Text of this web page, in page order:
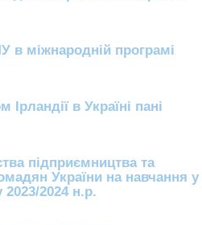
в міжнародній програмі
в Україні пані
підприємництва та
України на навчання у
2023/2024 н.р.